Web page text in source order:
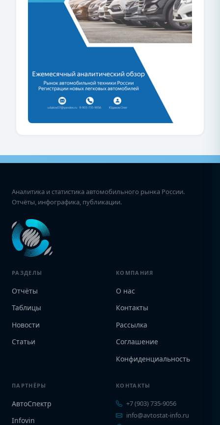
Аналитика и статистика автомобильного рынка России.
Отчёты, инфографика, публикации.
РАЗДЕЛЫ
Отчёты
Таблицы
Новости
Статьи
КОМПАНИЯ
О нас
Контакты
Рассылка
Соглашение
Конфиденциальность
ПАРТНЁРЫ
АвтоСпектр
Infovin
КОНТАКТЫ
+7 (903) 735-9056
info@avtostat-info.ru